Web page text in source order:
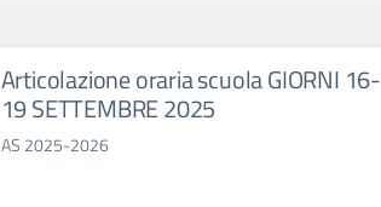
Articolazione oraria scuola GIORNI 16-
19 SETTEMBRE 2025
AS 2025-2026